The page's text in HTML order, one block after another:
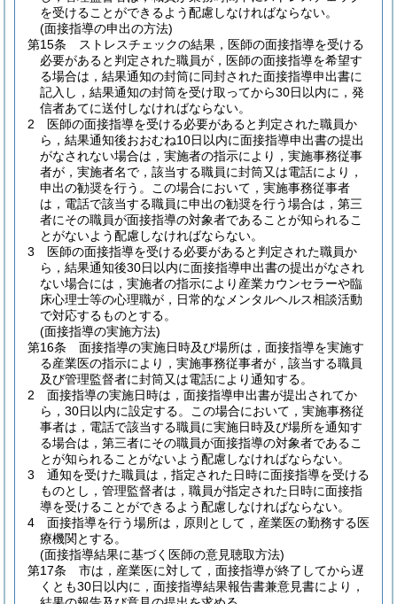
を受けることができるよう配慮しなければならない。
(面接指導の申出の方法)
第15条
ストレスチェックの結果，医師の面接指導を受ける
必要があると判定された職員が，医師の面接指導を希望す
る場合は，結果通知の封筒に同封された面接指導申出書に
記入し，結果通知の封筒を受け取ってから30日以内に，発
信者あてに送付しなければならない。
2
医師の面接指導を受ける必要があると判定された職員か
ら，結果通知後おおむね10日以内に面接指導申出書の提出
がなされない場合は，実施者の指示により，実施事務従事
者が，実施者名で，該当する職員に封筒又は電話により，
申出の勧奨を行う。
この場合において，実施事務従事者
は，電話で該当する職員に申出の勧奨を行う場合は，第三
者にその職員が面接指導の対象者であることが知られるこ
とがないよう配慮しなければならない。
3
医師の面接指導を受ける必要があると判定された職員か
ら，結果通知後30日以内に面接指導申出書の提出がなされ
ない場合には，実施者の指示により産業カウンセラーや臨
床心理士等の心理職が，日常的なメンタルヘルス相談活動
で対応するものとする。
(面接指導の実施方法)
第16条
面接指導の実施日時及び場所は，面接指導を実施す
る産業医の指示により，実施事務従事者が，該当する職員
及び管理監督者に封筒又は電話により通知する。
2
面接指導の実施日時は，面接指導申出書が提出されてか
ら，30日以内に設定する。
この場合において，実施事務従
事者は，電話で該当する職員に実施日時及び場所を通知す
る場合は，第三者にその職員が面接指導の対象者であるこ
とが知られることがないよう配慮しなければならない。
3
通知を受けた職員は，指定された日時に面接指導を受ける
ものとし，管理監督者は，職員が指定された日時に面接指
導を受けることができるよう配慮しなければならない。
4
面接指導を行う場所は，原則として，産業医の勤務する医
療機関とする。
(面接指導結果に基づく医師の意見聴取方法)
第17条
市は，産業医に対して，面接指導が終了してから遅
くとも30日以内に，面接指導結果報告書兼意見書により，